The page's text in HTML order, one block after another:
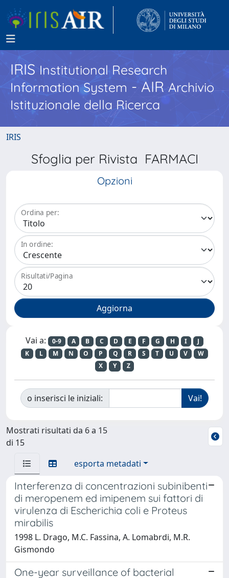
IRISInstitutional Research
Information System - AIR Archivio
Istituzionale della Ricerca
IRIS
Sfoglia per Rivista FARMACI
Opzioni
Ordina per:
In ordine:
Risultati/Pagina
Vai a: 0-9 A B C D E F G H I
J
K
L M N O P Q R S T U V
W
X
Y Z
o inserisci le iniziali:
Mostrati risultati da 6 a 15
di 15
esporta metadati
Interferenza di concentrazioni subinibenti
di meropenem ed imipenem sui fattori di
virulenza di Escherichia coli e Proteus
mirabilis
1998 L. Drago, M.C. Fassina, A. Lomabrdi, M.R.
Gismondo
One-year surveillance of bacterial